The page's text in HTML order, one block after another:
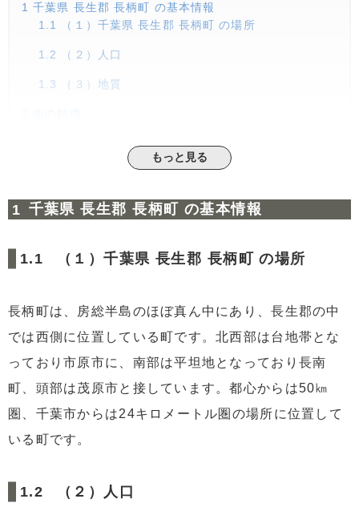
1 千葉県 長生郡 長柄町 の基本情報
1.1
（１）千葉県 長生郡 長柄町 の場所
1.2 （２）人口
1.3 （３）地質
（２）子育て環境
2.4（４）周辺環境
（５）注力して取り組んでいること
（２）近年のリースバックの相場
3.3 （３）千葉県長生郡 長柄町の将来性は？
まとめ
もっと見る
千葉県 長生郡 長柄町 の基本情報
（１）千葉県 長生郡 長柄町 の場所
長柄町は、房総半島のほぼ真ん中にあり、長生郡の中
では西側に位置している町です。北西部は台地帯とな
っており市原市に、南部は平坦地となっており長南
町、頭部は茂原市と接しています。都心からは50㎞
圏、千葉市からは24キロメートル圏の場所に位置して
いる町です。
（２）人口